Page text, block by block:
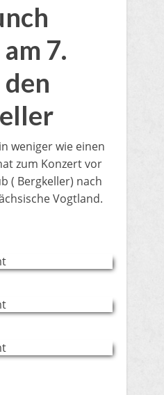
7.
weniger wie einen
zum Konzert vor
( Bergkeller) nach
Vogtland.